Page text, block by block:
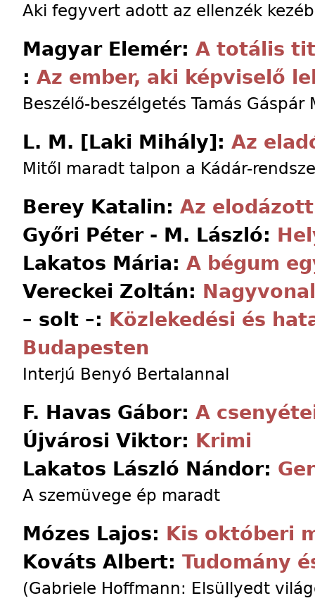
Aki fegyvert adott az ellenzék
Magyar Elemér: A totális
: Az ember, aki képviselő
Beszélő-beszélgetés Tamás Gáspár
L. M. [Laki Mihály]: Az
Mitől maradt talpon a Kádár-
Berey Katalin: Az
Győri Péter - M. László:
Lakatos Mária: A bégum
Vereckei Zoltán:
– solt –: Közlekedési és
Budapesten
Interjú Benyó Bertalannal
F. Havas Gábor: A
Újvárosi Viktor: Krimi
Lakatos László Nándor:
A szemüvege ép maradt
Mózes Lajos: Kis októberi
Kováts Albert: Tudomány
(Gabriele Hoffmann: Elsüllyedt